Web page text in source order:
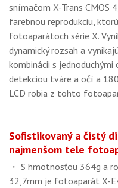
snímačom X-Trans CMOS
farebnou reprodukciu,
fotoaparátoch série X.
dynamický rozsah a
kombinácii s
detekciou tváre a očí a
LCD robia z tohto
Sofistikovaný a čistý
najmenšom tele
・ S hmotnosťou 364g a
32,7mm je fotoaparát X-